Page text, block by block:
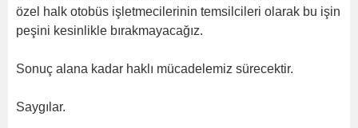
özel halk otobüs işletmecilerinin temsilcileri olarak bu işin
peşini kesinlikle bırakmayacağız.
Sonuç alana kadar haklı mücadelemiz sürecektir.
Saygılar.